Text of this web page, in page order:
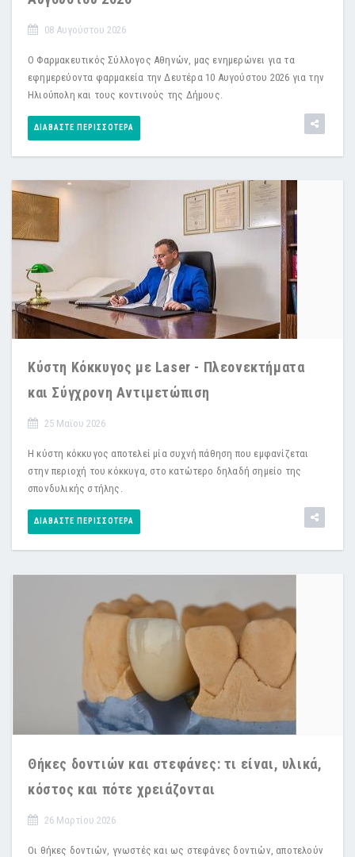
08 Αυγούστου 2026
Ο Φαρμακευτικός Σύλλογος Αθηνών, μας ενημερώνει για τα
εφημερεύοντα φαρμακεία την Δευτέρα 10 Αυγούστου 2026 για την
Ηλιούπολη και τους κοντινούς της Δήμους.
ΔΙΑΒΆΣΤΕ ΠΕΡΙΣΣΌΤΕΡΑ
Κύστη Κόκκυγος με Laser - Πλεονεκτήματα
και Σύγχρονη Αντιμετώπιση
25 Μαϊου 2026
Η κύστη κόκκυγος αποτελεί μία συχνή πάθηση που εμφανίζεται
στην περιοχή του κόκκυγα, στο κατώτερο δηλαδή σημείο της
σπονδυλικής στήλης.
ΔΙΑΒΆΣΤΕ ΠΕΡΙΣΣΌΤΕΡΑ
Θήκες δοντιών και στεφάνες: τι είναι, υλικά,
κόστος και πότε χρειάζονται
26 Μαρτίου 2026
Οι θήκες δοντιών, γνωστές και ως στεφάνες δοντιών, αποτελούν